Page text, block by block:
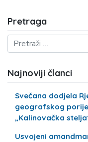
Pretraga
Najnoviji članci
Svečana dodjela
geografskog
„Kalinovačka
Usvojeni